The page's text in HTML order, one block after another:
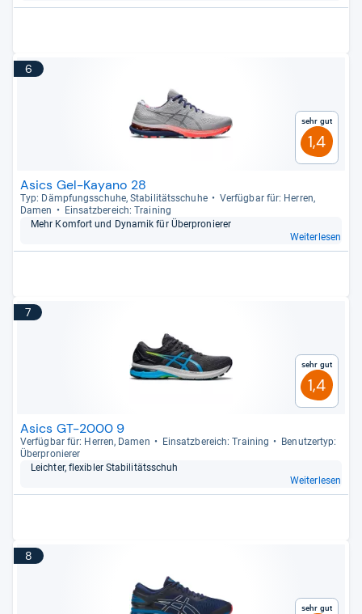
6
Sehr gut
1,4
Asics Gel-Kayano 28
Typ: Dämp­fungs­schuhe, Sta­bi­li­täts­schuhe
Ver­füg­bar für: Her­ren,
Damen
Ein­satz­be­reich: Trai­ning
Mehr Kom­fort und Dyna­mik für Über­pro­nie­rer
Weiterlesen
7
Sehr gut
1,4
Asics GT-2000 9
Ver­füg­bar für: Her­ren, Damen Ein­satz­be­reich: Trai­ning
Benut­zer­typ:
Über­pro­nie­rer
Leich­ter, fle­xibler Sta­bi­li­täts­schuh
Weiterlesen
8
Sehr gut